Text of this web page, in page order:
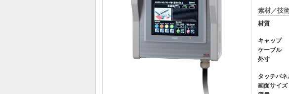
素材／技
材質
キャップ
ケーブル
外寸
タッチパネ
画面サイズ